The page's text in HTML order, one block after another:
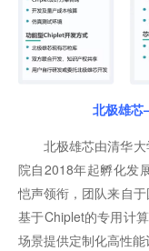
北极雄
北极雄芯由清华
院自2018年起孵化发
恺声领衔，团队来自
基于Chiplet的专用计
场景提供定制化高性能